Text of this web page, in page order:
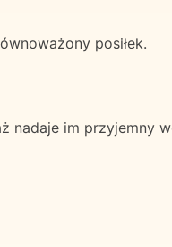
posiłek.
nadaje im przyjemny